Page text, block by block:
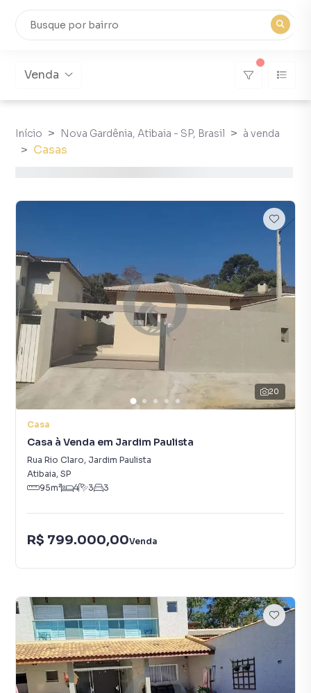
Venda
Início Nova Gardênia, Atibaia - SP, Brasil à venda
Casas
20
Casa
Casa à Venda em Jardim Paulista
Rua Rio Claro, Jardim Paulista
Atibaia, SP
95m² 4 3 3
R$ 799.000,00Venda